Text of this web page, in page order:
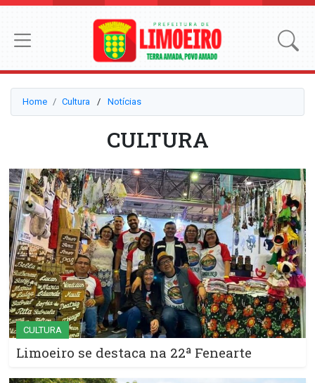
Home Cultura ⠀/⠀ Notícias
CULTURA
CULTURA
Limoeiro se destaca na 22ª Fenearte